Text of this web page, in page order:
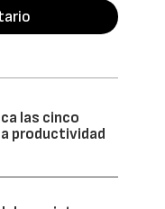
las cinco
productividad